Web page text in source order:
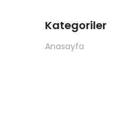
Kategoriler
Anasayfa